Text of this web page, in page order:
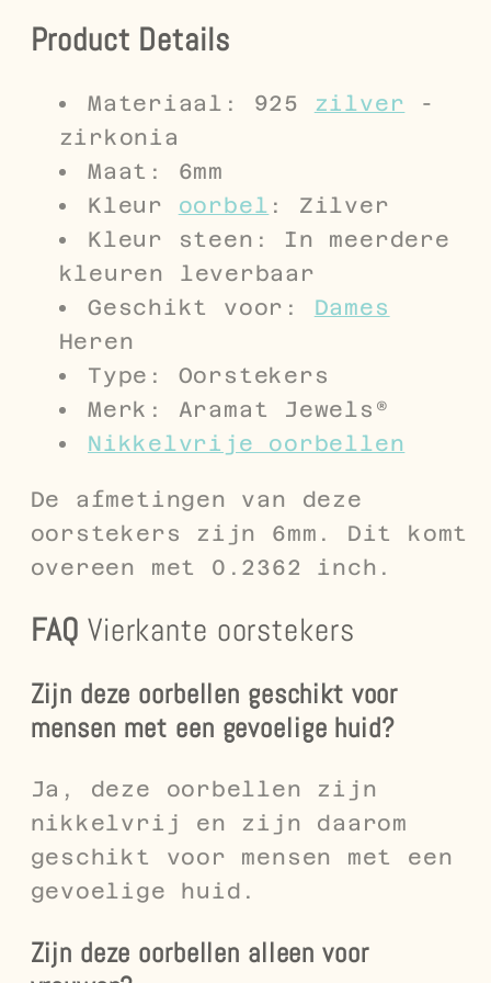
Product Details
Materiaal: 925 zilver -
zirkonia
Maat: 6mm
Kleur oorbel : Zilver
Kleur steen: In meerdere
kleuren leverbaar
Geschikt voor: Dames
Heren
Type: Oorstekers
Merk: Aramat Jewels®
Nikkelvrije oorbellen
De afmetingen van deze
oorstekers zijn 6mm. Dit komt
overeen met 0.2362 inch.
FAQ Vierkante oorstekers
Zijn deze oorbellen geschikt voor
mensen met een gevoelige huid?
Ja, deze oorbellen zijn
nikkelvrij en zijn daarom
geschikt voor mensen met een
gevoelige huid.
Zijn deze oorbellen alleen voor